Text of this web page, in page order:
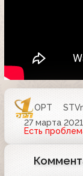
ОРТ
27 марта
Есть